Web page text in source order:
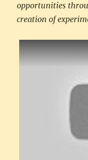
opportunities
creation of